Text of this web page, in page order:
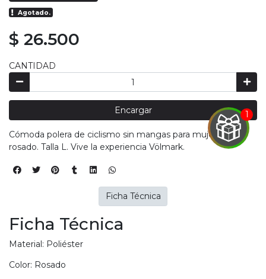
Agotado.
$ 26.500
CANTIDAD
Encargar
Cómoda polera de ciclismo sin mangas para mujer color
rosado. Talla L. Vive la experiencia Völmark.
Ficha Técnica
Material: Poliéster
Color: Rosado
Ficha Técnica